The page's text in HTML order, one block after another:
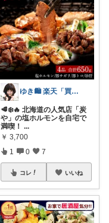
ゆき🛍️ 楽天「買ってよかった」を厳選
🥩❄️🔥 北海道の人気店「炭
や」の塩ホルモンを自宅で
満喫！...
￥ 3,700
1 0 7
コレ いいね